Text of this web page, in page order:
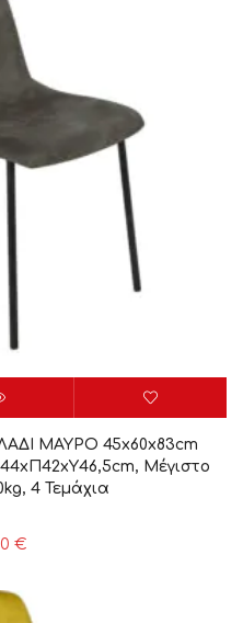
ΜΑΥΡΟ 45x60x83cm
Μέγιστο
4 Τεμάχια
€